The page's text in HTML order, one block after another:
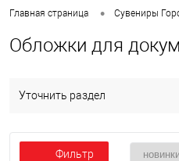
Главная страница • Сувениры
Обложки для
Уточнить раздел
Фильтр